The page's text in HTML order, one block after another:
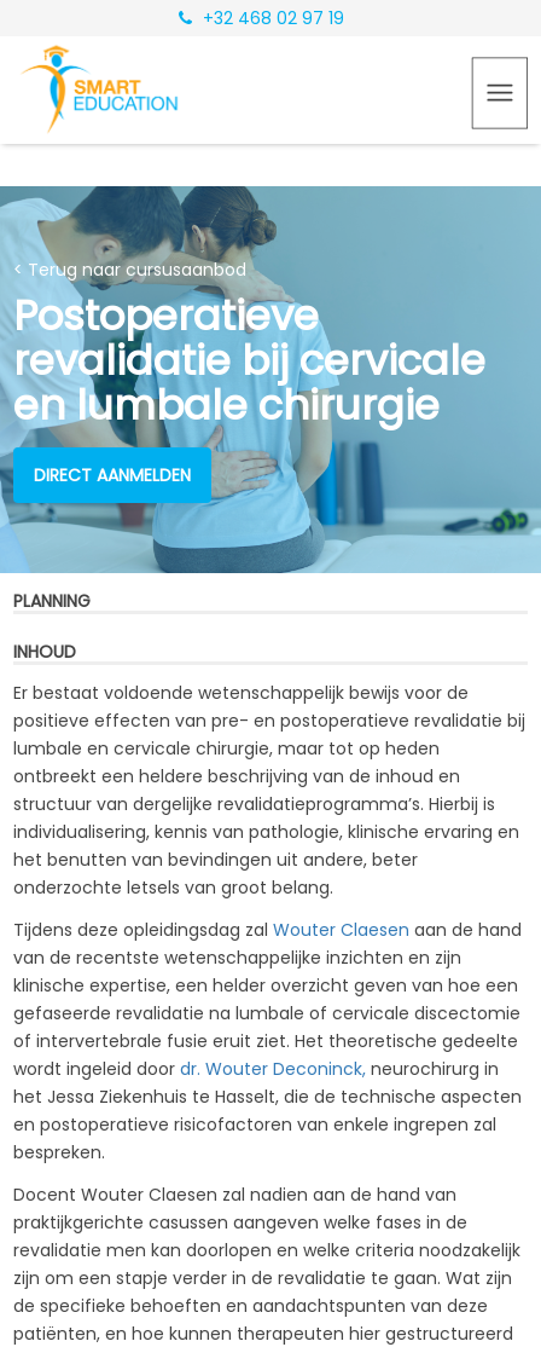
+32 468 02 97 19
< Terug naar cursusaanbod
Postoperatieve
revalidatie bij cervicale
en lumbale chirurgie
DIRECT AANMELDEN
PLANNING
INHOUD
Er bestaat voldoende wetenschappelijk bewijs voor de
positieve effecten van pre- en postoperatieve revalidatie bij
lumbale en cervicale chirurgie, maar tot op heden
ontbreekt een heldere beschrijving van de inhoud en
structuur van dergelijke revalidatieprogramma’s. Hierbij is
individualisering, kennis van pathologie, klinische ervaring en
het benutten van bevindingen uit andere, beter
onderzochte letsels van groot belang.
Tijdens deze opleidingsdag zalWouter Claesen aan de hand
van de recentste wetenschappelijke inzichten en zijn
klinische expertise, een helder overzicht geven van hoe een
gefaseerde revalidatie na lumbale of cervicale discectomie
of intervertebrale fusie eruit ziet. Het theoretische gedeelte
wordt ingeleid doordr. Wouter Deconinck, neurochirurg in
het Jessa Ziekenhuis te Hasselt, die de technische aspecten
en postoperatieve risicofactoren van enkele ingrepen zal
bespreken.
Docent Wouter Claesen zal nadien aan de hand van
praktijkgerichte casussen aangeven welke fases in de
revalidatie men kan doorlopen en welke criteria noodzakelijk
zijn om een stapje verder in de revalidatie te gaan. Wat zijn
de specifieke behoeften en aandachtspunten van deze
patiënten, en hoe kunnen therapeuten hier gestructureerd